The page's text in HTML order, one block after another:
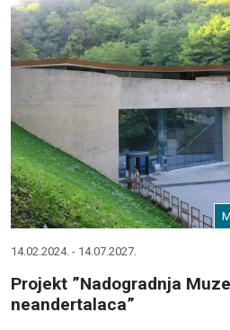
14.02.2024. - 14.07.2027.
Projekt ”Nadogradnja
neandertalaca”